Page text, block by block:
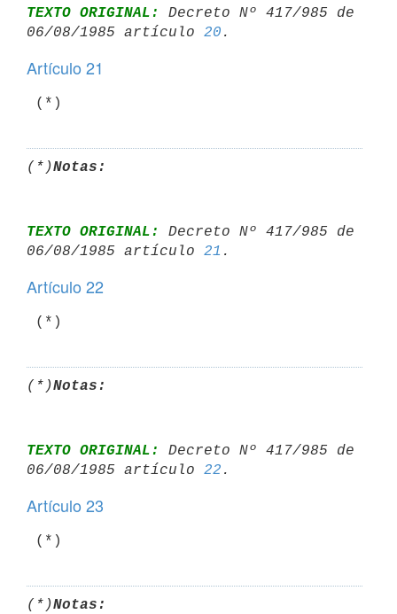
TEXTO ORIGINAL:
Decreto Nº 417/985 de
06/08/1985 artículo 20
Artículo 21
(*)
(*)Notas:
TEXTO ORIGINAL:
Decreto Nº 417/985 de
06/08/1985 artículo 21
Artículo 22
(*)
(*)Notas:
TEXTO ORIGINAL:
Decreto Nº 417/985 de
06/08/1985 artículo 22
Artículo 23
(*)
(*)Notas: